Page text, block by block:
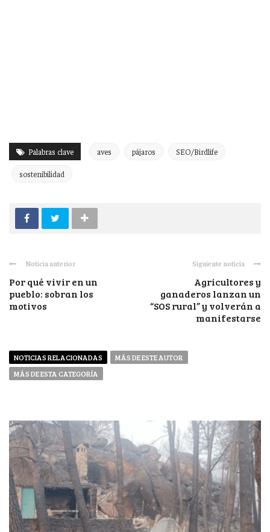
Palabras clave aves pájaros SEO/Birdlife
sostenibilidad
Noticia anterior
Por qué vivir en un
pueblo: sobran los
motivos
Siguiente noticia
Agricultores y
ganaderos lanzan un
“SOS rural” y volverán a
manifestarse
NOTICIAS RELACIONADAS
MÁS DE ESTE AUTOR
MÁS DE ESTA CATEGORÍA